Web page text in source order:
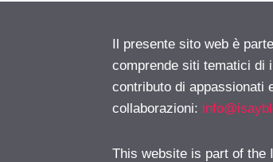
Il presente sito web è
comprende siti tematici di
contributo di appassionati
collaborazioni:
This website is part of the